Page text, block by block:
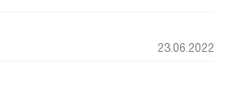
23.06.2022